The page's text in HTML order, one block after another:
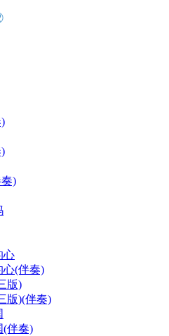
)
心
心(伴奏)
版)
版)(伴奏)
(伴奏)